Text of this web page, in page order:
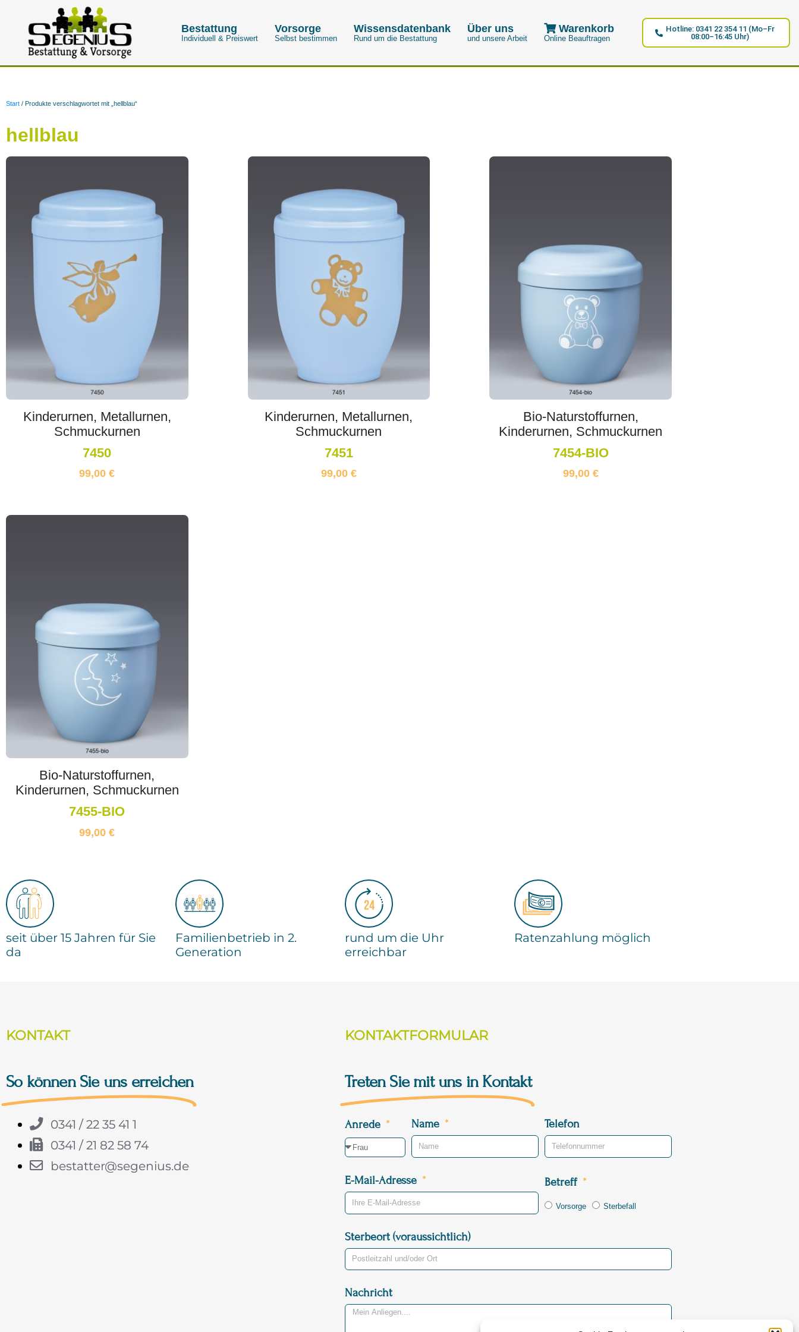
Bestattung
Individuell & Preiswert
Vorsorge
Selbst bestimmen
Wissensdatenbank
Rund um die Bestattung
Über uns
und unsere Arbeit
Warenkorb
Online Beauftragen
Hotline: 0341 22 354 11 (Mo–Fr
08:00–16:45 Uhr)
Start / Produkte verschlagwortet mit „hellblau“
hellblau
Kinderurnen, Metallurnen,
Schmuckurnen
7450
99,00€
Kinderurnen, Metallurnen,
Schmuckurnen
7451
99,00 €
Bio-Naturstoffurnen,
Kinderurnen, Schmuckurnen
7454-BIO
99,00 €
Bio-Naturstoffurnen,
Kinderurnen, Schmuckurnen
7455-BIO
99,00€
seit über 15 Jahren für Sie
da
Familienbetrieb in 2.
Generation
rund um die Uhr
erreichbar
Ratenzahlung möglich
KONTAKT
So können Sie uns erreichen
0341 / 22 35 41 1
0341 / 21 82 58 74
bestatter@segenius.de
KONTAKTFORMULAR
Treten Sie mit uns in Kontakt
Anrede Name Telefon
E-Mail-Adresse Betreff
Vorsorge Sterbefall
Sterbeort (voraussichtlich)
Nachricht